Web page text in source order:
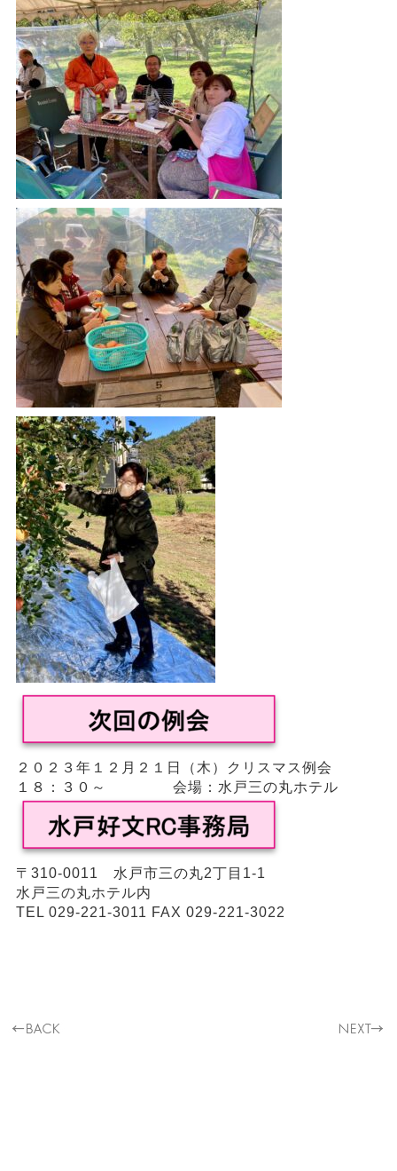
２０２３年１２月２１日（木）クリスマス例会
１８：３０～ 会場：水戸三の丸ホテル
〒310-0011 水戸市三の丸2丁目1-1
水戸三の丸ホテル内
TEL 029-221-3011 FAX 029-221-3022